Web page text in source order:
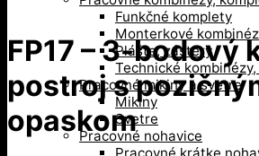
Funkčné komplety
Monterkové
Plášte, zástery
Technické
Pracovné mikiny a svetre
Mikiny
Svetre
Pracovné nohavice
FP17 – 3-bodový
postroj s
opaskom